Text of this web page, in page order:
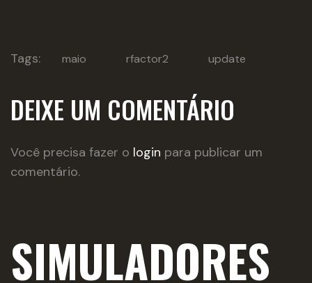
Tags: maio rfactor2 update
DEIXE UM COMENTÁRIO
Você precisa fazer o login para publicar um
comentário.
SIMULADORES